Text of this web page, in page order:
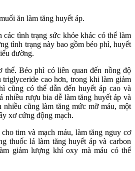
ăn làm tăng huyết áp.
tình trạng sức khỏe khác có thể làm
tình trạng này bao gồm béo phì, huyết
đường.
Béo phì có liên quan đến nồng độ
triglyceride cao hơn, trong khi làm giảm
cũng có thể dẫn đến huyết áp cao và
nhiều rượu bia dễ làm tăng huyết áp và
cũng làm tăng mức mỡ máu, một
xơ cứng động mạch.
tim và mạch máu, làm tăng nguy cơ
thuốc lá làm tăng huyết áp và carbon
giảm lượng khí oxy mà máu có thể